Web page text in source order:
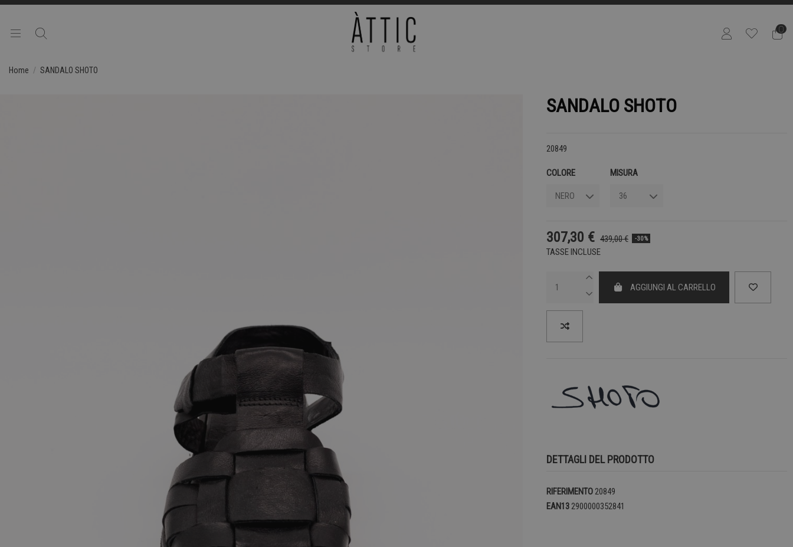
0
Home SANDALO SHOTO
SANDALO SHOTO
20849
COLORE MISURA
307,30 € 439,00 € -30%
TASSE INCLUSE
AGGIUNGI AL CARRELLO
DETTAGLI DEL PRODOTTO
RIFERIMENTO20849
EAN132900000352841